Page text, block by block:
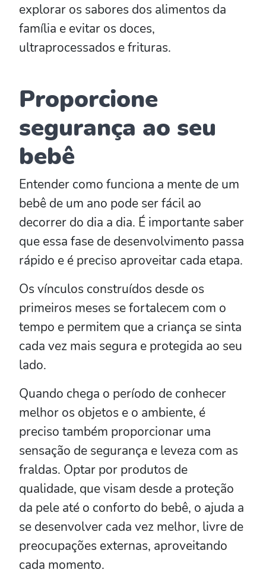
explorar os sabores dos alimentos da
família e evitar os doces,
ultraprocessados e frituras.
Proporcione
segurança ao seu
bebê
Entender como funciona a mente de um
bebê de um ano pode ser fácil ao
decorrer do dia a dia. É importante saber
que essa fase de desenvolvimento passa
rápido e é preciso aproveitar cada etapa.
Os vínculos construídos desde os
primeiros meses se fortalecem com o
tempo e permitem que a criança se sinta
cada vez mais segura e protegida ao seu
lado.
Quando chega o período de conhecer
melhor os objetos e o ambiente, é
preciso também proporcionar uma
sensação de segurança e leveza com as
fraldas. Optar por produtos de
qualidade, que visam desde a proteção
da pele até o conforto do bebê, o ajuda a
se desenvolver cada vez melhor, livre de
preocupações externas, aproveitando
cada momento.